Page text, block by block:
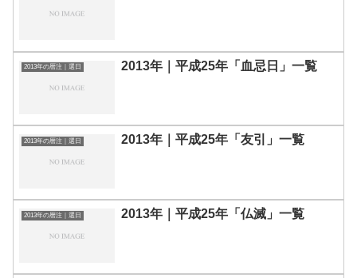
2013年の暦注｜選日 2013年｜平成25年「血忌日」一覧
2013年の暦注｜選日 2013年｜平成25年「友引」一覧
2013年の暦注｜選日 2013年｜平成25年「仏滅」一覧